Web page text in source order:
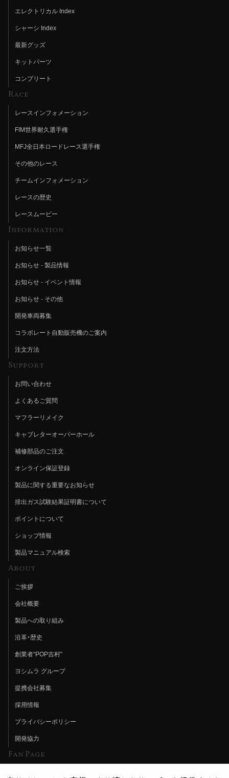
エレクトリカル Index
シャーシ Index
最新グッズ
キットパーツ
コンプリート
Race
レースインフォメーション
FIM世界耐久選手権
MFJ全日本ロードレース選手権
その他のレース
チームインフォメーション
レースの歴史
レースムービー
Information
お知らせ一覧
お知らせ - 製品情報
お知らせ - イベント情報
お知らせ - その他
開発車両募集
コラボレート自動販売機のご案内
注文方法
Support
お問い合わせ
よくあるご質問
マフラーリメイク
キャブレターオーバーホール
補修部品のご注文
オンライン保証登録
製品に関する重要なお知らせ
排出ガス試験結果証明書について
ポイントについて
ショップ情報
製品マニュアル検索
About
ご挨拶
会社概要
製品への取り組み
沿革・歴史
創業者“POP吉村”
ヨシムラ グループ
提携会社募集
採用情報
プライバシーポリシー
開発協力
Fan Page